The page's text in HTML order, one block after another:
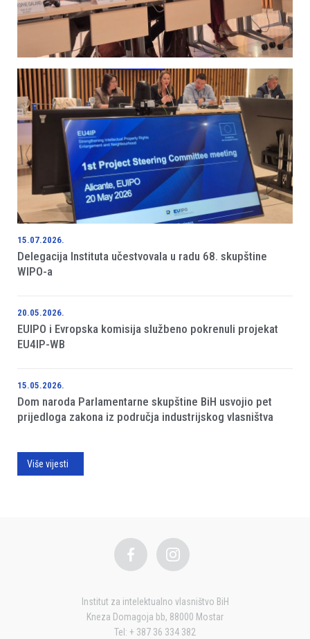
15.07.2026.
Delegacija Instituta učestvovala u radu 68. skupštine
WIPO-a
20.05.2026.
EUIPO i Evropska komisija službeno pokrenuli projekat
EU4IP-WB
15.05.2026.
Dom naroda Parlamentarne skupštine BiH usvojio pet
prijedloga zakona iz područja industrijskog vlasništva
Više vijesti
Institut za intelektualno vlasništvo BiH
Kneza Domagoja bb, 88000 Mostar
Tel: + 387 36 334 382